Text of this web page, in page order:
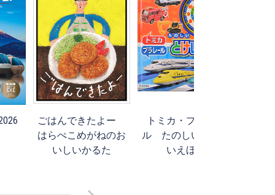
ごはんできたよー
はらぺこめがねのお
いしいかるた
トミカ・プラレー
ル たのしい とけ
いえほん